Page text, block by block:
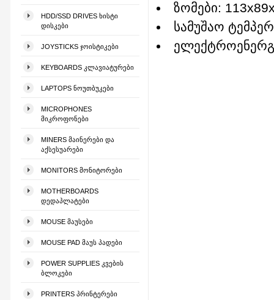
HDD/SSD DRIVES ᲮᲘᲡᲢᲘ
ᲓᲘᲡᲙᲔᲑᲘ
JOYSTICKS ᲯᲝᲘᲡᲢᲘᲙᲔᲑᲘ
KEYBOARDS ᲙᲚᲐᲕᲘᲐᲢᲣᲠᲔᲑᲘ
LAPTOPS ᲜᲝᲣᲗᲑᲣᲙᲔᲑᲘ
MICROPHONES
ᲛᲘᲙᲠᲝᲤᲝᲜᲔᲑᲘ
MINERS ᲛᲐᲘᲜᲔᲠᲔᲑᲘ ᲓᲐ
ᲐᲥᲡᲔᲡᲣᲐᲠᲔᲑᲘ
MONITORS ᲛᲝᲜᲘᲢᲝᲠᲔᲑᲘ
MOTHERBOARDS
ᲓᲔᲓᲐᲞᲚᲐᲢᲔᲑᲘ
MOUSE ᲛᲐᲣᲡᲔᲑᲘ
MOUSE PAD ᲛᲐᲣᲡ ᲞᲐᲓᲔᲑᲘ
POWER SUPPLIES ᲙᲕᲔᲑᲘᲡ
ᲑᲚᲝᲙᲔᲑᲘ
PRINTERS ᲞᲠᲘᲜᲢᲔᲠᲔᲑᲘ
ზომები:
სამუშაო